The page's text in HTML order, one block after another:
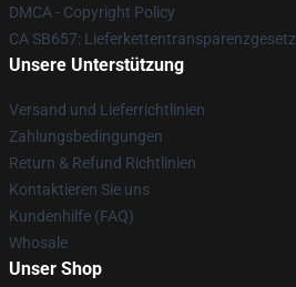
DMCA - Copyright Policy
CA SB657: Lieferkettentransparenzgesetz
Unsere Unterstützung
Versand und Lieferrichtlinien
Zahlungsbedingungen
Return & Refund Richtlinien
Kontaktieren Sie uns
Kundenhilfe (FAQ)
Whosale
Unser Shop